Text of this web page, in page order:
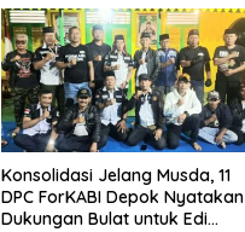
Konsolidasi Jelang Musda, 11
DPC ForKABI Depok Nyatakan
Dukungan Bulat untuk Edi